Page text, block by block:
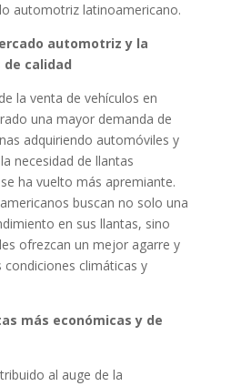
automotriz latinoamericano.
automotriz y la
calidad
la venta de vehículos en
una mayor demanda de
adquiriendo automóviles y
necesidad de llantas
ha vuelto más apremiante.
buscan no solo una
en sus llantas, sino
ofrezcan un mejor agarre y
climáticas y
más económicas y de
al auge de la